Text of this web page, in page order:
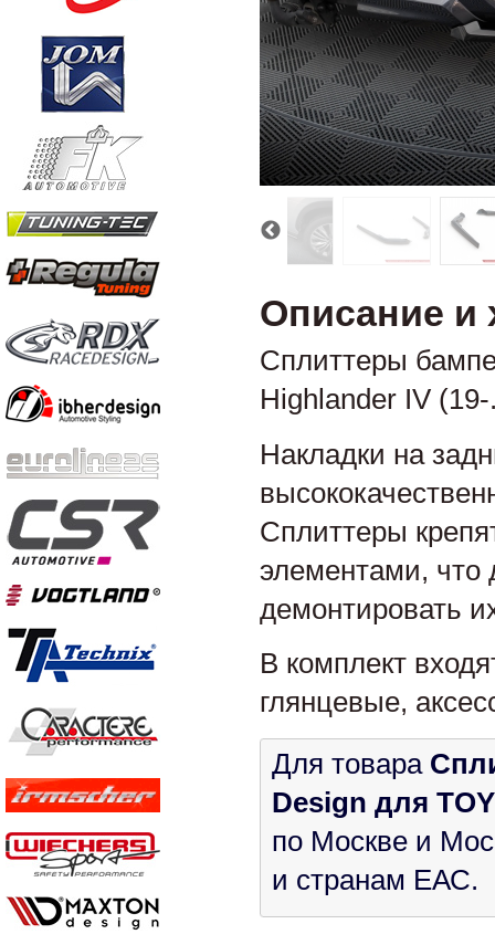
Описание и
Сплиттеры
Highlander IV
Накладки на
Сплиттеры
элементами, что
демонтировать
В комплект
глянцевые,
Для товара
Design для
по Москве и
и странам ЕАС.